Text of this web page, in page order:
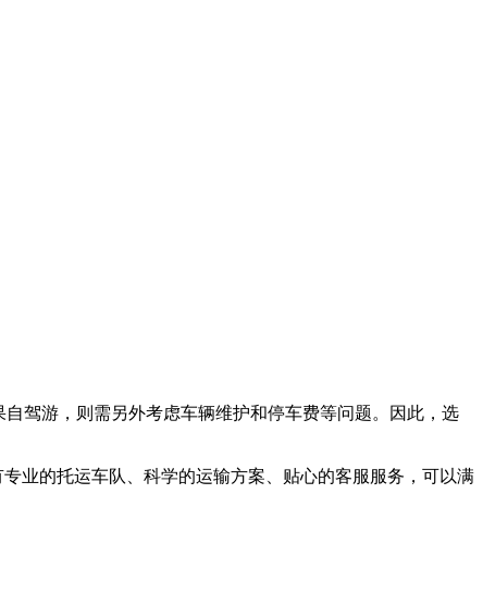
驾游，则需另外考虑车辆维护和停车费等问题。因此，选
业的托运车队、科学的运输方案、贴心的客服服务，可以满